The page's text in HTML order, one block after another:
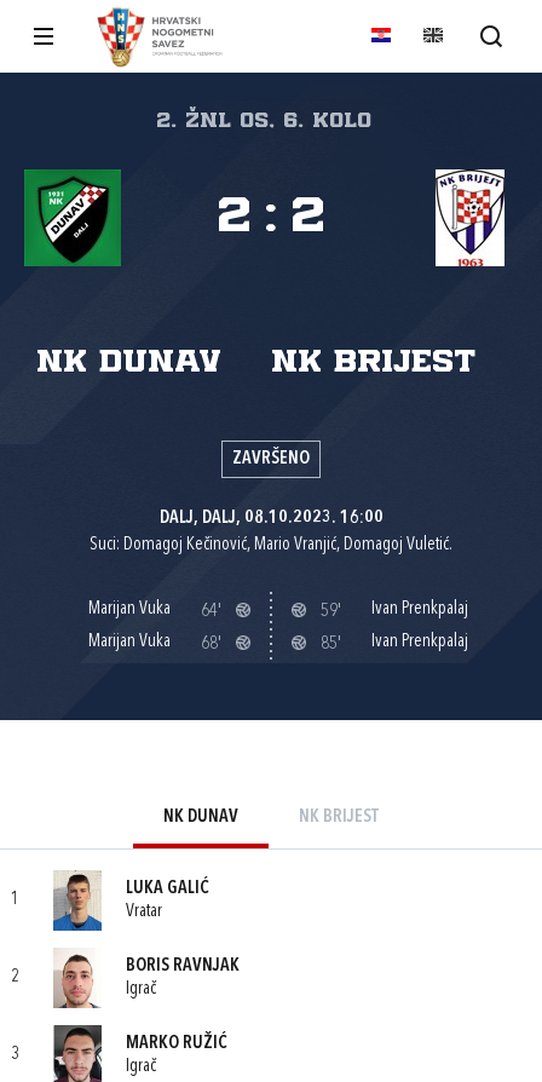
2. ŽNL Os, 6. kolo
NK Dunav NK Brijest
2 : 2
ZAVRŠENO
DALJ, DALJ, 08.10.2023. 16:00
Suci: Domagoj Kečinović, Mario Vranjić, Domagoj Vuletić.
Marijan Vuka
64'
Marijan Vuka
68'
59'
Ivan Prenkpalaj
85'
Ivan Prenkpalaj
NK DUNAV NK BRIJEST
1
LUKA GALIĆ
Vratar
2
BORIS RAVNJAK
Igrač
3
MARKO RUŽIĆ
Igrač